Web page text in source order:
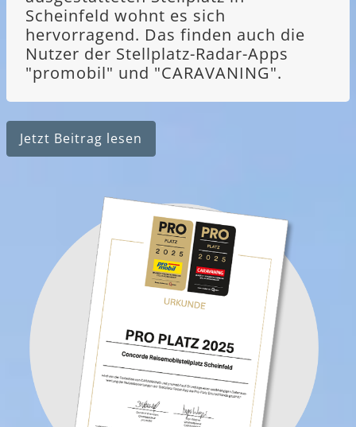
Scheinfeld wohnt es sich
hervorragend. Das finden auch die
Nutzer der Stellplatz-Radar-Apps
"promobil" und "CARAVANING".
Jetzt Beitrag lesen